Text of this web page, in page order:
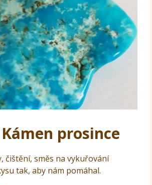
prosince
čištění, směs na vykuřování
tak, aby nám pomáhal.